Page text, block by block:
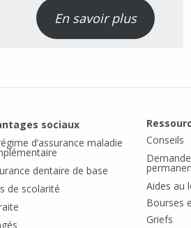
En savoir plus
sociaux
d’assurance maladie
dentaire de base
de scolarité
Conseils
Aides au
Bourses
Griefs